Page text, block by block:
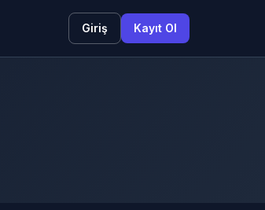
Giriş Kayıt Ol